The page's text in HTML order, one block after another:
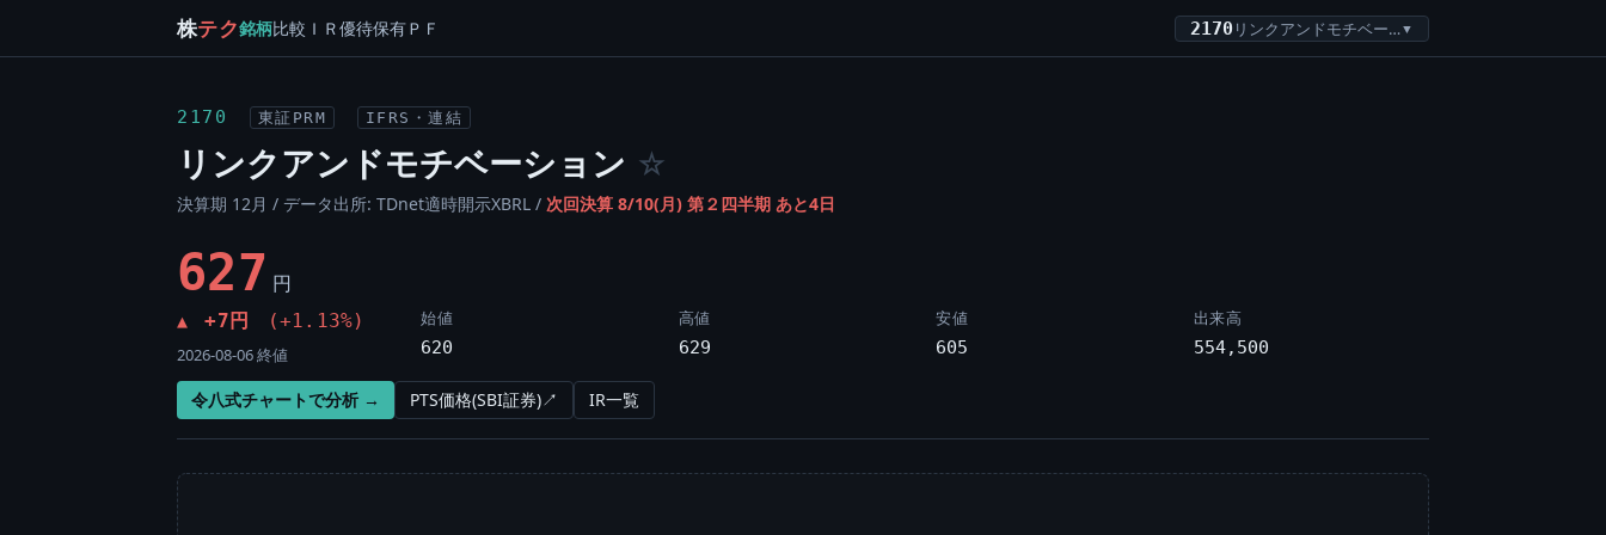
株テク銘柄比較 ＩＲ優待保有ＰＦ 2170 リンクアンドモチベーション▼
2170 東証PRM IFRS・連結
リンクアンドモチベーション ☆
決算期 12月 / データ出所: TDnet適時開示XBRL / 次回決算 8/10(月) 第２四半期 あと4日
627 円
▲ +7円 (+1.13%)
2026-08-06 終値
始値
620
高値
629
安値
605
出来高
554,500
令八式チャートで分析 → PTS価格(SBI証券)↗ IR一覧